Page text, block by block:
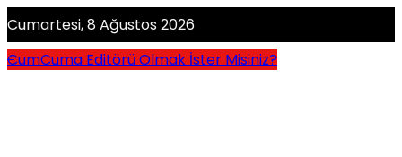
Cumartesi, 8 Ağustos 2026
CumCuma Editörü Olmak İster Misiniz?